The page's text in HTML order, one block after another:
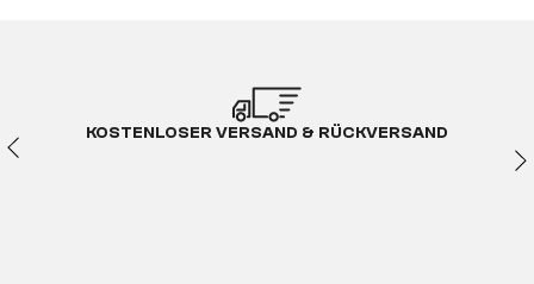
KOSTENLOSER VERSAND & RÜCKVERSAND